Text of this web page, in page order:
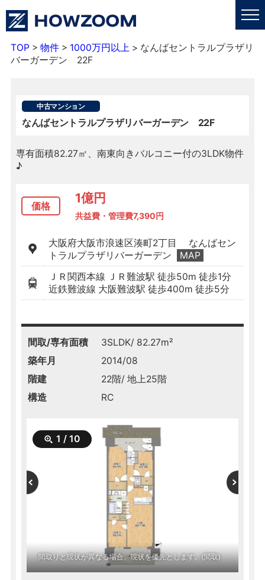
業務内容
更新情報
お問い合わせ
TOP > 物件> 1000万円以上> なんばセントラルプラザリ
バーガーデン 22F
中古マンション
なんばセントラルプラザリバーガーデン 22F
専有面積82.27㎡、南東向きバルコニー付の3LDK物件
♪
価格
1億円
共益費・管理費7,390円
大阪府大阪市浪速区湊町2丁目 なんばセン
トラルプラザリバーガーデン
MAP
ＪＲ関西本線 ＪＲ難波駅 徒歩50m 徒歩1分
近鉄難波線 大阪難波駅 徒歩400m 徒歩5分
間取/専有面積
3SLDK/ 82.27m²
築年月
2014/08
階建
22階/ 地上25階
構造
RC
間取りと現状が異なる場合、現状を優先とします。(間取)
1 / 10